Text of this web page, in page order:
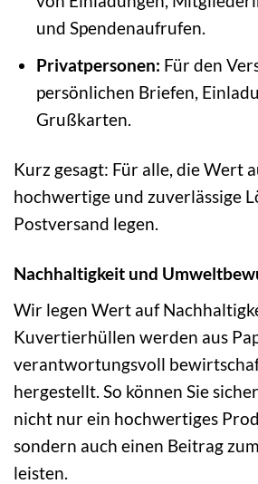
und Spendenaufrufen.
Privatpersonen: Für den
persönlichen Briefen,
Grußkarten.
Kurz gesagt: Für alle, die Wert
hochwertige und zuverlässige
Postversand legen.
Nachhaltigkeit und
Wir legen Wert auf
Kuvertierhüllen werden aus
verantwortungsvoll
hergestellt. So können Sie
nicht nur ein hochwertiges
sondern auch einen Beitrag
leisten.